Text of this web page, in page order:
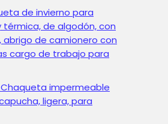
de invierno para
térmica, de algodón, con
abrigo de camionero con
cargo de trabajo para
impermeable
ligera, para